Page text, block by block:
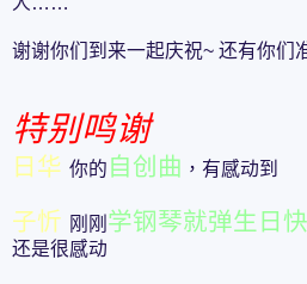
谢谢你们到来一起庆祝~ 还有你
特别鸣谢
日华 你的 自创曲 ，有感动到
子忻 刚刚 学钢琴就弹生日
还是很感动